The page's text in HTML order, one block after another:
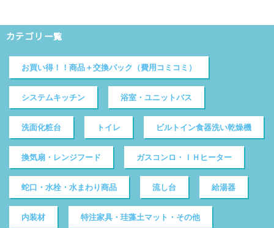
カテゴリ一覧
お買い得！！商品＋交換パック（費用コミコミ）
システムキッチン 浴室・ユニットバス
洗面化粧台 トイレ ビルトイン食器洗い乾燥機
換気扇・レンジフード ガスコンロ・ＩＨヒーター
蛇口・水栓・水まわり商品 流し台 給湯器
内装材 特注家具・珪藻土マット・その他